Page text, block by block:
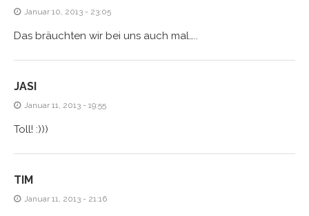
Januar 10, 2013 - 23:05
Das bräuchten wir bei uns auch mal…..
JASI
Januar 11, 2013 - 19:55
Toll! :)))
TIM
Januar 11, 2013 - 21:16